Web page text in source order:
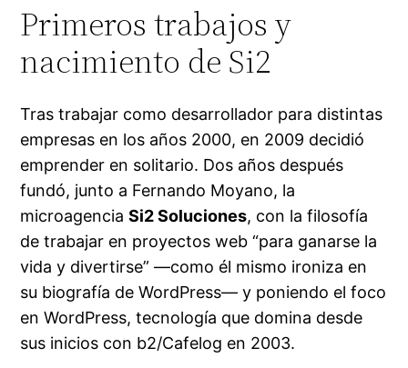
Primeros trabajos y
nacimiento de Si2
Tras trabajar como desarrollador para distintas
empresas en los años 2000, en 2009 decidió
emprender en solitario. Dos años después
fundó, junto a Fernando Moyano, la
microagenciaSi2 Soluciones, con la filosofía
de trabajar en proyectos web “para ganarse la
vida y divertirse” —como él mismo ironiza en
su biografía de WordPress— y poniendo el foco
en WordPress, tecnología que domina desde
sus inicios con b2/Cafelog en 2003.